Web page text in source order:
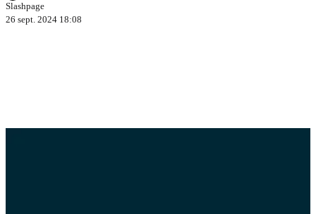
Slashpage
26 sept. 2024 18:08